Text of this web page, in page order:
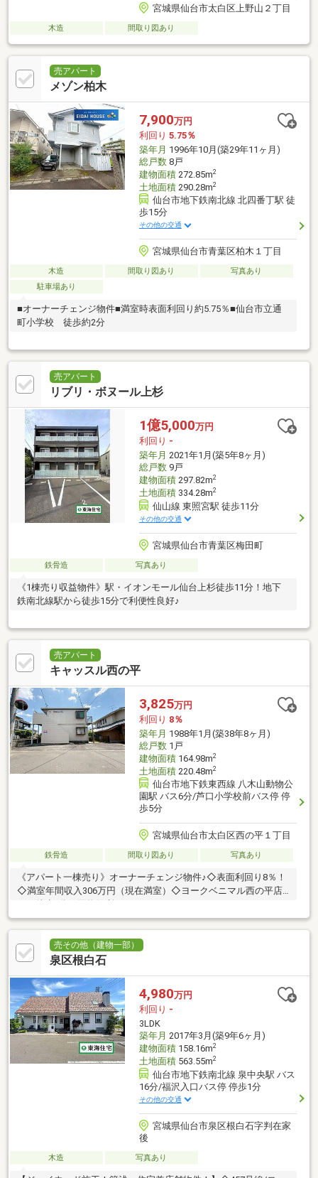
宮城県仙台市太白区上野山２丁目
木造 間取り図あり
売アパート
メゾン柏木
7,900万円
利回り 5.75％
築年月 1996年10月(築29年11ヶ月)
総戸数8戸
建物面積272.85m2
土地面積290.28m2
仙台市地下鉄南北線 北四番丁駅 徒
歩15分
その他の交通
宮城県仙台市青葉区柏木１丁目
木造 間取り図あり
写真あり
駐車場あり
■オーナーチェンジ物件■満室時表面利回り約5.75％■仙台市立通
町小学校 徒歩約2分
売アパート
リブリ・ボヌール上杉
1億5,000万円
利回り -
築年月 2021年1月(築5年8ヶ月)
総戸数9戸
建物面積297.82m2
土地面積334.28m2
仙山線 東照宮駅 徒歩11分
その他の交通
宮城県仙台市青葉区梅田町
鉄骨造 写真あり
《1棟売り収益物件》駅・イオンモール仙台上杉徒歩11分！地下
鉄南北線駅から徒歩15分で利便性良好♪
売アパート
キャッスル西の平
3,825万円
利回り 8％
築年月 1988年1月(築38年8ヶ月)
総戸数1戸
建物面積164.98m2
土地面積220.48m2
仙台市地下鉄東西線 八木山動物公
園駅 バス6分/芦口小学校前バス停 停
歩5分
宮城県仙台市太白区西の平１丁目
鉄骨造 間取り図あり 写真あり
《アパート一棟売り》オーナーチェンジ物件♪◇表面利回り8％！
◇満室年間収入306万円（現在満室）◇ヨークベニマル西の平店
売その他（建物一部）
泉区根白石
4,980万円
利回り -
3LDK
築年月 2017年3月(築9年6ヶ月)
建物面積158.16m2
土地面積563.55m2
仙台市地下鉄南北線 泉中央駅 バス
16分/福沢入口バス停 停歩1分
その他の交通
宮城県仙台市泉区根白石字判在家
後
木造 写真あり